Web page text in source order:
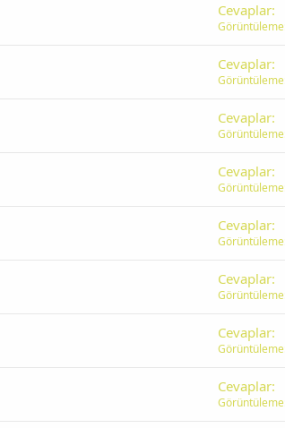
Cevaplar
Görüntüleme
Cevaplar
Görüntüleme
Cevaplar
Görüntüleme
Cevaplar
Görüntüleme
Cevaplar
Görüntüleme
Cevaplar
Görüntüleme
Cevaplar
Görüntüleme
Cevaplar
Görüntüleme